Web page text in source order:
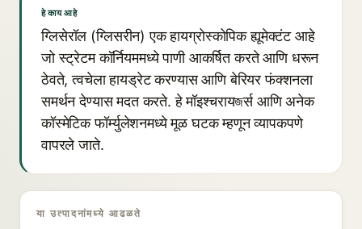
हे काय आहे
ग्लिसेरॉल (ग्लिसरीन) एक हायग्रोस्कोपिक ह्यूमेक्टंट आहे
जो स्ट्रेटम कॉर्नियममध्ये पाणी आकर्षित करते आणि धरून
ठेवते, त्वचेला हायड्रेट करण्यास आणि बेरियर फंक्शनला
समर्थन देण्यास मदत करते. हे मॉइश्चरायজर्स आणि अनेक
कॉस्मेटिक फॉर्म्युलेशनमध्ये मूळ घटक म्हणून व्यापकपणे
वापरले जाते.
या उत्पादनांमध्ये आढळते